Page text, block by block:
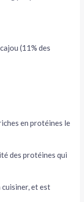
(11% des
en protéines le
des protéines qui
et est